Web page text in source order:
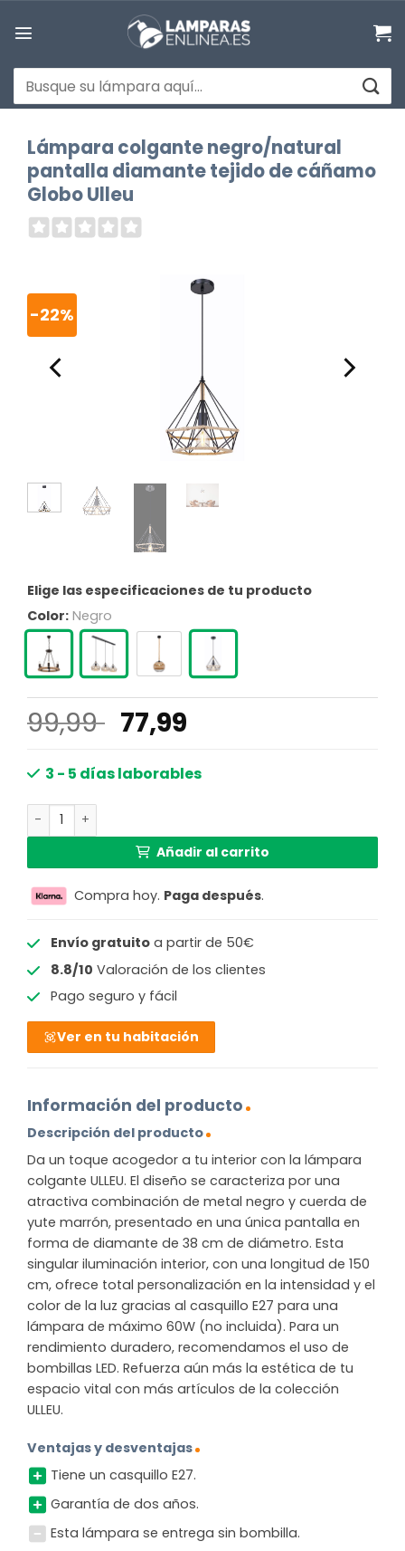
Buscar
por:
Lámpara colgante negro/natural
pantalla diamante tejido de cáñamo
Globo Ulleu
-22%
Elige las especificaciones de tu producto
Color: Negro
99,99 El
precio
original
77,99
actual
3 - 5 días laborables
Lámpara colgante negro/natural pantalla diamante
Añadir al carrito
Compra hoy. Paga después.
Envío gratuitoa partir de 50€
8.8/10 Valoración de los clientes
Pago seguro y fácil
Ver en tu habitación
Información del producto
Descripción del producto
Da un toque acogedor a tu interior con la lámpara
colgante ULLEU. El diseño se caracteriza por una
atractiva combinación de metal negro y cuerda de
yute marrón, presentado en una única pantalla en
forma de diamante de 38 cm de diámetro. Esta
singular iluminación interior, con una longitud de 150
cm, ofrece total personalización en la intensidad y el
color de la luz gracias al casquillo E27 para una
lámpara de máximo 60W (no incluida). Para un
rendimiento duradero, recomendamos el uso de
bombillas LED. Refuerza aún más la estética de tu
espacio vital con más artículos de la colección
ULLEU.
Ventajas y desventajas
Tiene un casquillo E27.
Garantía de dos años.
Esta lámpara se entrega sin bombilla.